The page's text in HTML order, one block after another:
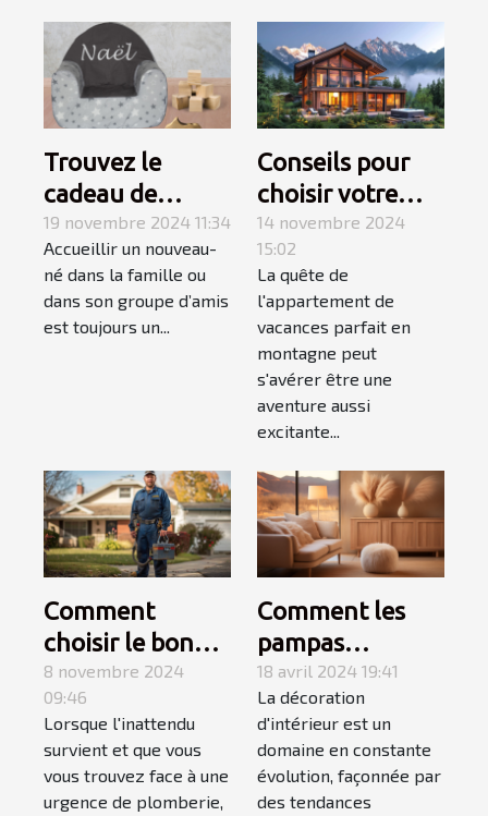
Trouvez le
cadeau de
naissance
parfait avec les
produits
personnalisés de
19 novembre 2024 11:34
Accueillir un nouveau-
né dans la famille ou
dans son groupe d’amis
est toujours un...
Conseils pour
choisir votre
appartement de
vacances en
montagne
14 novembre 2024
15:02
La quête de
l'appartement de
vacances parfait en
montagne peut
s'avérer être une
aventure aussi
excitante...
Comment
choisir le bon
service de
dépannage en
plomberie
d'urgence
8 novembre 2024
09:46
Lorsque l'inattendu
survient et que vous
vous trouvez face à une
urgence de plomberie,
Comment les
pampas
influencent les
tendances en
décoration
d'intérieur en
2023
18 avril 2024 19:41
La décoration
d'intérieur est un
domaine en constante
évolution, façonnée par
des tendances